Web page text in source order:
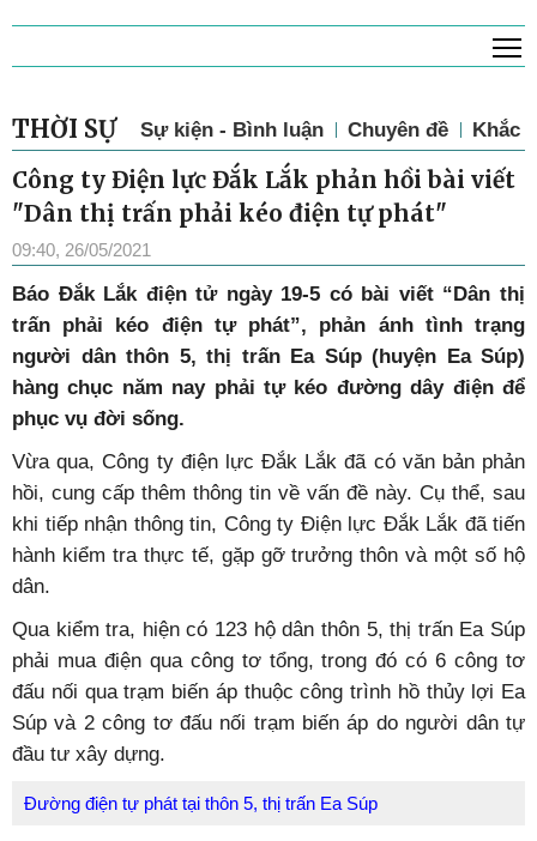
THỜI SỰ Sự kiện - Bình luận Chuyên đề Khắc
Công ty Điện lực Đắk Lắk phản hồi bài viết
"Dân thị trấn phải kéo điện tự phát"
09:40, 26/05/2021
Báo Đắk Lắk điện tử ngày 19-5 có bài viết “Dân thị
trấn phải kéo điện tự phát”, phản ánh tình trạng
người dân thôn 5, thị trấn Ea Súp (huyện Ea Súp)
hàng chục năm nay phải tự kéo đường dây điện để
phục vụ đời sống.
Vừa qua, Công ty điện lực Đắk Lắk đã có văn bản phản
hồi, cung cấp thêm thông tin về vấn đề này. Cụ thể, sau
khi tiếp nhận thông tin, Công ty Điện lực Đắk Lắk đã tiến
hành kiểm tra thực tế, gặp gỡ trưởng thôn và một số hộ
dân.
Qua kiểm tra, hiện có 123 hộ dân thôn 5, thị trấn Ea Súp
phải mua điện qua công tơ tổng, trong đó có 6 công tơ
đấu nối qua trạm biến áp thuộc công trình hồ thủy lợi Ea
Súp và 2 công tơ đấu nối trạm biến áp do người dân tự
đầu tư xây dựng.
Đường điện tự phát tại thôn 5, thị trấn Ea Súp